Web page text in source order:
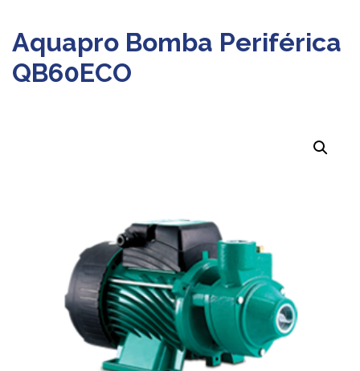
Aquapro Bomba Periférica
QB60ECO